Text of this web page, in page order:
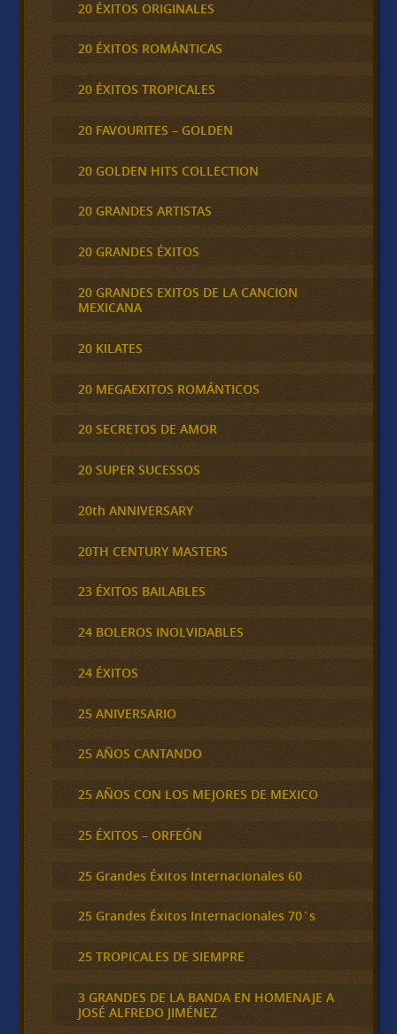
20 ÉXITOS ORIGINALES
20 ÉXITOS ROMÁNTICAS
20 ÉXITOS TROPICALES
20 FAVOURITES – GOLDEN
20 GOLDEN HITS COLLECTION
20 GRANDES ARTISTAS
20 GRANDES ÉXITOS
20 GRANDES EXITOS DE LA CANCION
MEXICANA
20 KILATES
20 MEGAEXITOS ROMÁNTICOS
20 SECRETOS DE AMOR
20 SUPER SUCESSOS
20th ANNIVERSARY
20TH CENTURY MASTERS
23 ÉXITOS BAILABLES
24 BOLEROS INOLVIDABLES
24 ÉXITOS
25 ANIVERSARIO
25 AÑOS CANTANDO
25 AÑOS CON LOS MEJORES DE MEXICO
25 ÉXITOS – ORFEÓN
25 Grandes Éxitos Internacionales 60
25 Grandes Éxitos Internacionales 70´s
25 TROPICALES DE SIEMPRE
3 GRANDES DE LA BANDA EN HOMENAJE A
JOSÉ ALFREDO JIMÉNEZ